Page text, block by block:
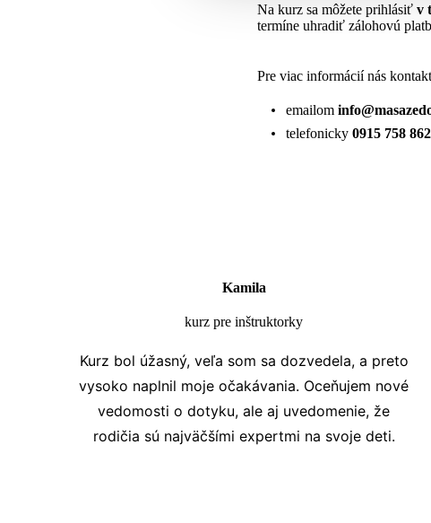
Na kurz sa môžete prihlásiť v
termíne uhradiť zálohovú
Pre viac informácií nás
emailom
telefonicky 0915 758
Kamila
kurz pre inštruktorky
Kurz bol úžasný, veľa som sa dozvedela, a preto
vysoko naplnil moje očakávania. Oceňujem nové
vedomosti o dotyku, ale aj uvedomenie, že
rodičia sú najväčšími expertmi na svoje deti.